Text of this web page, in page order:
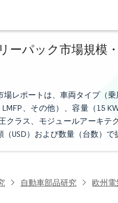
ーパック市場規模
レポートは、車両タイプ（
、その他）、容量（15
クラス、モジュールアーキ
USD）および数量（台数）で
自動車部品研究 欧州